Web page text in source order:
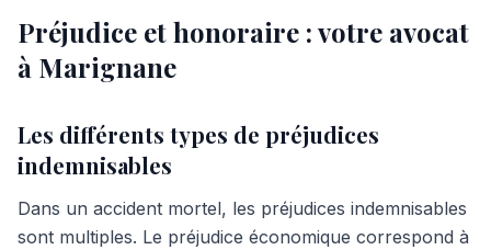
Préjudice et honoraire : votre avocat
à Marignane
Les différents types de préjudices
indemnisables
Dans un accident mortel, les préjudices indemnisables
sont multiples. Le préjudice économique correspond à